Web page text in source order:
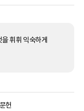
휘휘 익숙하게
헌